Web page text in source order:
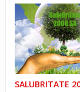
SALUBRITATE